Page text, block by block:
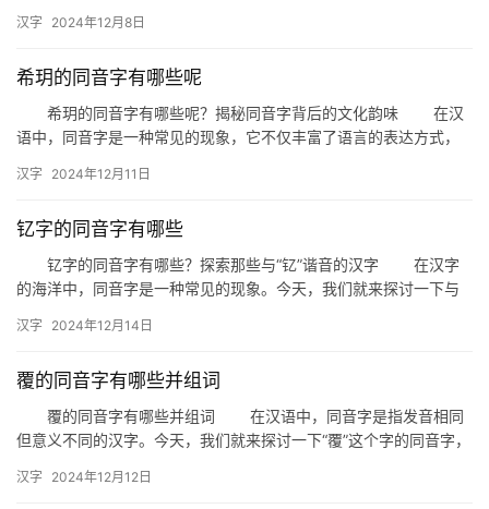
语…
汉字 2024年12月8日
希玥的同音字有哪些呢
希玥的同音字有哪些呢？揭秘同音字背后的文化韵味 在汉
语中，同音字是一种常见的现象，它不仅丰富了语言的表达方式，
字…
汉字 2024年12月11日
钇字的同音字有哪些
钇字的同音字有哪些？探索那些与“钇”谐音的汉字 在汉字
的海洋中，同音字是一种常见的现象。今天，我们就来探讨一下与
汉字 2024年12月14日
覆的同音字有哪些并组词
覆的同音字有哪些并组词 在汉语中，同音字是指发音相同
但意义不同的汉字。今天，我们就来探讨一下“覆”这个字的同音字，
汉字 2024年12月12日